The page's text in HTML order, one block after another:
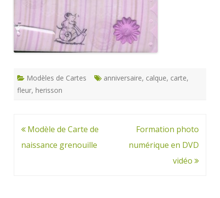
Modèles de Cartes anniversaire, calque, carte,
fleur, herisson
Navigation
de
Modèle de Carte de
naissance grenouille
Formation photo
numérique en DVD
vidéo